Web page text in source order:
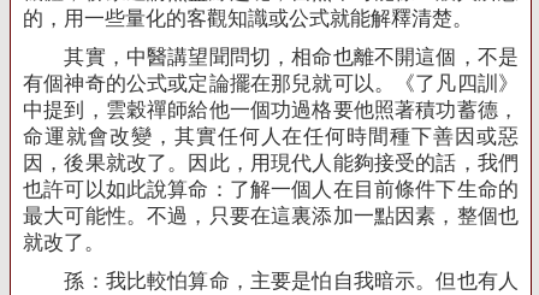
的，用一些量化的客觀知識或公式就能解釋清楚。
其實，中醫講望聞問切，相命也離不開這個，不是
有個神奇的公式或定論擺在那兒就可以。《了凡四訓》
中提到，雲穀禪師給他一個功過格要他照著積功蓄德，
命運就會改變，其實任何人在任何時間種下善因或惡
因，後果就改了。因此，用現代人能夠接受的話，我們
也許可以如此說算命：了解一個人在目前條件下生命的
最大可能性。不過，只要在這裏添加一點因素，整個也
就改了。
孫：我比較怕算命，主要是怕自我暗示。但也有人